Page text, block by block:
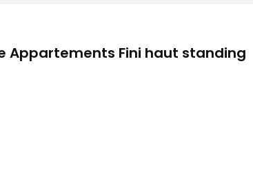
Appartements Fini haut standing